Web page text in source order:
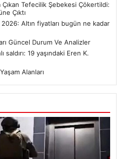
Tefecilik Şebekesi Çökertildi:
Çıktı
2026: Altın fiyatları bugün ne kadar
Güncel Durum Ve Analizler
saldırı: 19 yaşındaki Eren K.
Alanları